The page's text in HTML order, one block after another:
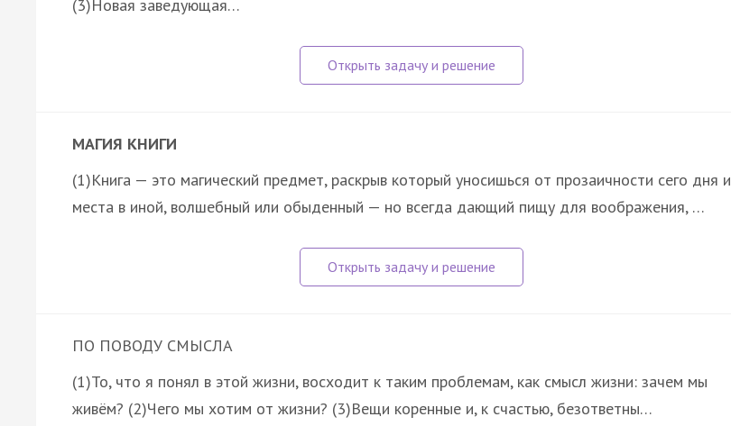
(3)Новая заведующая…
МАГИЯ КНИГИ
(1)Книга — это магический предмет, раскрыв который уносишься от прозаичности сего дня и
места в иной, волшебный или обыденный — но всегда дающий пищу для воображения, …
ПО ПОВОДУ СМЫСЛА
(1)То, что я понял в этой жизни, восходит к таким проблемам, как смысл жизни: зачем мы
живём? (2)Чего мы хотим от жизни? (3)Вещи коренные и, к счастью, безответны…